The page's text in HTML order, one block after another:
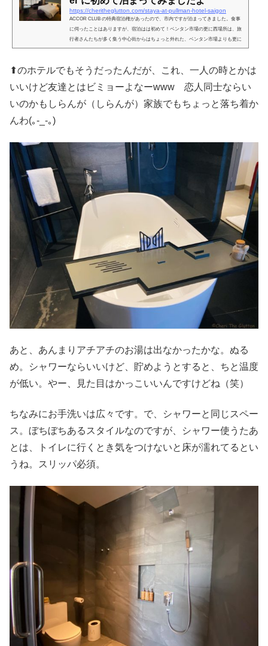
https://cheritheglutton.com/staya-at-pullman-hotel-saigon
ACCOR CLUB の特典宿泊権があったので、市内ですが泊まってきました。食事
に伺ったことはありますが、宿泊はは初めて！ベンタン市場の更に西場所は、旅
行者さんたちが多く集う中心街からはちょっと外れた、ベンタン市場よりも更に
西に行ったエリア。日本人的中心街ではありませんが、自由に国を行き来できる
のホテルがバックパッキング用のホテルというわけではありません。コンヴェン
⬆︎のホテルでもそうだったんだが、これ、一人の時とかは
いいけど友達とはビミョーよなーwww 恋人同士ならい
いのかもしらんが（しらんが）家族でもちょっと落ち着か
んわ(｡-_-｡)
あと、あんまりアチアチのお湯は出なかったかな。ぬる
め。シャワーならいいけど、貯めようとすると、ちと温度
が低い。やー、見た目はかっこいいんですけどね（笑）
ちなみにお手洗いは広々です。で、シャワーと同じスペー
ス。ぼちぼちあるスタイルなのですが、シャワー使うたあ
とは、トイレに行くとき気をつけないと床が濡れてるとい
うね。スリッパ必須。